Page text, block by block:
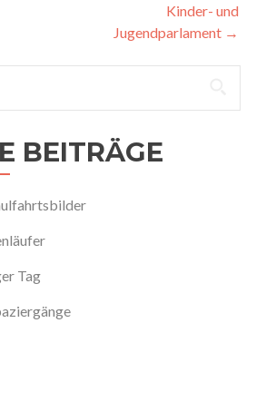
Kinder- und
Jugendparlament →
BEITRÄGE
Tag